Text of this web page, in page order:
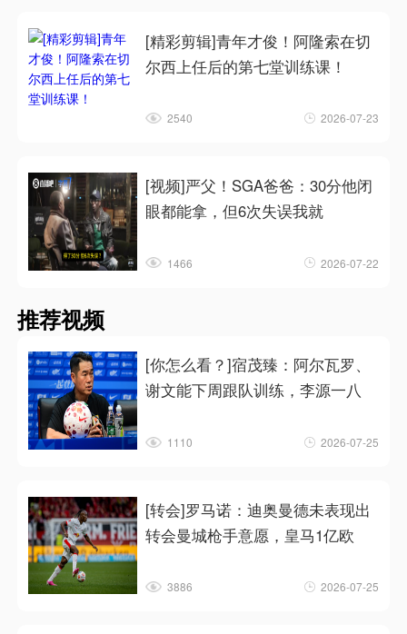
[精彩剪辑]青年才俊！阿隆索在切
尔西上任后的第七堂训练课！
2540 2026-07-23
[视频]严父！SGA爸爸：30分他闭
眼都能拿，但6次失误我就
1466 2026-07-22
推荐视频
[你怎么看？]宿茂臻：阿尔瓦罗、
谢文能下周跟队训练，李源一八
1110 2026-07-25
[转会]罗马诺：迪奥曼德未表现出
转会曼城枪手意愿，皇马1亿欧
3886 2026-07-25